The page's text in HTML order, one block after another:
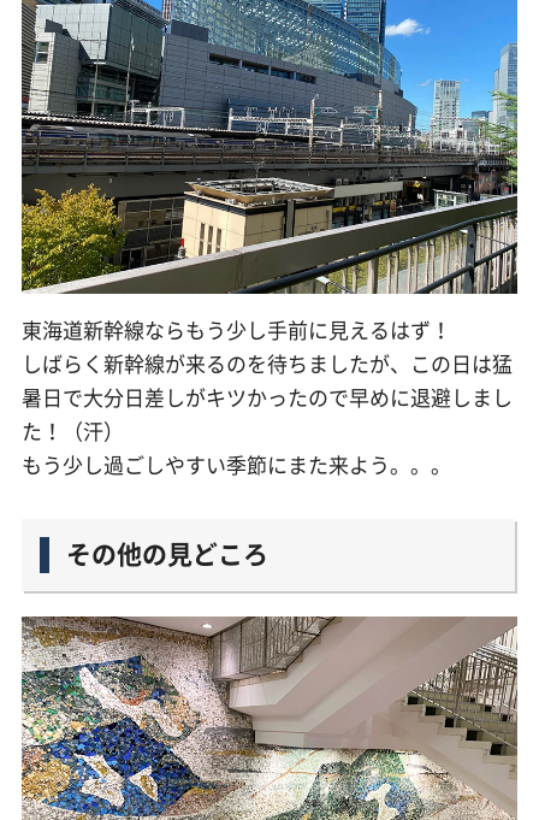
東海道新幹線ならもう少し手前に見えるはず！
しばらく新幹線が来るのを待ちましたが、この日は猛
暑日で大分日差しがキツかったので早めに退避しまし
た！（汗）
もう少し過ごしやすい季節にまた来よう。。。
その他の見どころ